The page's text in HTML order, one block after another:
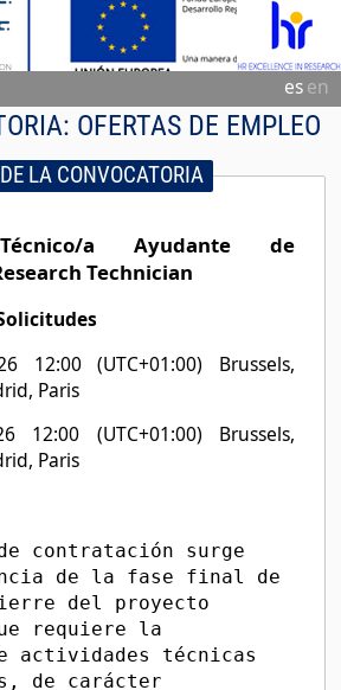
esen
OFERTAS DE EMPLEO
LA CONVOCATORIA
a Ayudante de
Technician
12:00 (UTC+01:00) Brussels,
Paris
12:00 (UTC+01:00) Brussels,
Paris
contratación surge
de la fase final de
del proyecto
requiere la
actividades técnicas
de carácter